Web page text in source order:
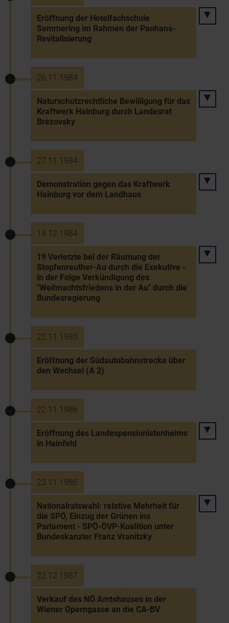
Eröffnung der Hotelfachschule
Semmering im Rahmen der Panhans-
Revitalisierung
26.11.1984
Naturschutzrechtliche Bewilligung für das
Kraftwerk Hainburg durch Landesrat
Brezovsky
27.11.1984
Demonstration gegen das Kraftwerk
Hainburg vor dem Landhaus
19.12.1984
19 Verletzte bei der Räumung der
Stopfenreuther-Au durch die Exekutive -
in der Folge Verkündigung des
"Weihnachtsfriedens in der Au" durch die
Bundesregierung
22.11.1985
Eröffnung der Südautobahnstrecke über
den Wechsel (A 2)
22.11.1986
Eröffnung des Landespensionistenheims
in Hainfeld
23.11.1986
Nationalratswahl: relative Mehrheit für
die SPÖ, Einzug der Grünen ins
Parlament - SPÖ-ÖVP-Koalition unter
Bundeskanzler Franz Vranitzky
22.12.1987
Verkauf des NÖ Amtshauses in der
Wiener Operngasse an die CA-BV